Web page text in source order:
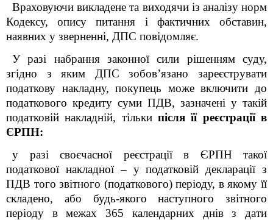
Враховуючи викладене та виходячи із аналізу норм
Кодексу, опису питання і фактичних обставин,
наявних у зверненні, ДПС повідомляє.
У разі набрання законної сили рішенням суду,
згідно з яким ДПС зобов’язано зареєструвати
податкову накладну, покупець може включити до
податкового кредиту суми ПДВ, зазначені у такій
податковій накладній, тільки після її реєстрації в
ЄРПН:
у разі своєчасної реєстрації в ЄРПН такої
податкової накладної – у податковій декларації з
ПДВ того звітного (податкового) періоду, в якому її
складено, або будь-якого наступного звітного
періоду в межах 365 календарних днів з дати